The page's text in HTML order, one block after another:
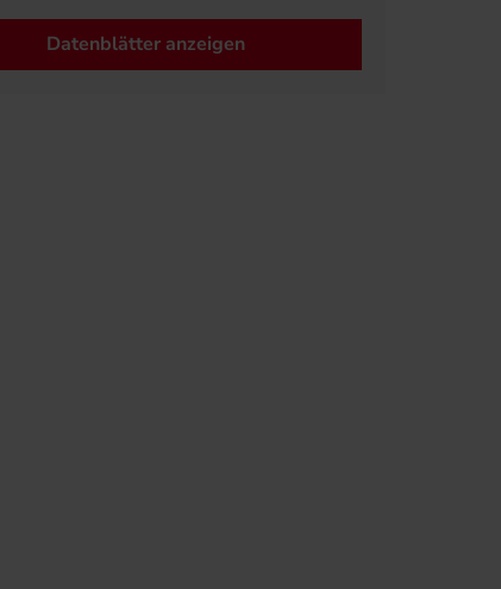
Datenblätter anzeigen